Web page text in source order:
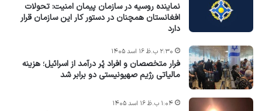
نماینده روسیه در سازمان پیمان امنیت: تحولات
افغانستان همچنان در دستور کار این سازمان قرار
دارد
فرار متخصصان و افراد پُر درآمد از اسرائیل؛ هزینه
مالیاتی رژیم صهیونیستی دو برابر شد
۲:۳۰ ب.ظ ۱۶ اسد ۱۴۰۵
۱:۰۴ ب.ظ ۱۶ اسد ۱۴۰۵